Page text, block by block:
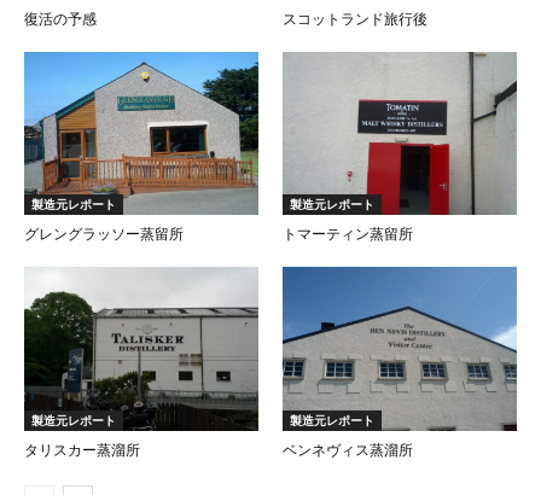
復活の予感
スコットランド旅行後
製造元レポート
グレングラッソー蒸留所
製造元レポート
トマーティン蒸留所
製造元レポート
タリスカー蒸溜所
製造元レポート
ベンネヴィス蒸溜所